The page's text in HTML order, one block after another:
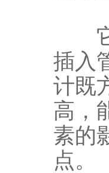
它
插入
计既
高，
素的
点。